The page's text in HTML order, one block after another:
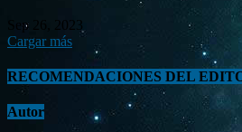
Sep 26, 2023
Cargar más
RECOMENDACIONES DEL
Autor